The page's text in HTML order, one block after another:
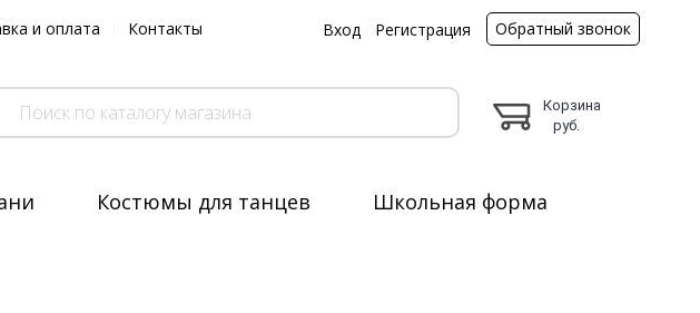
и оплата Контакты Вход Регистрация Обратный звонок
Корзина
руб.
Костюмы для танцев Школьная форма